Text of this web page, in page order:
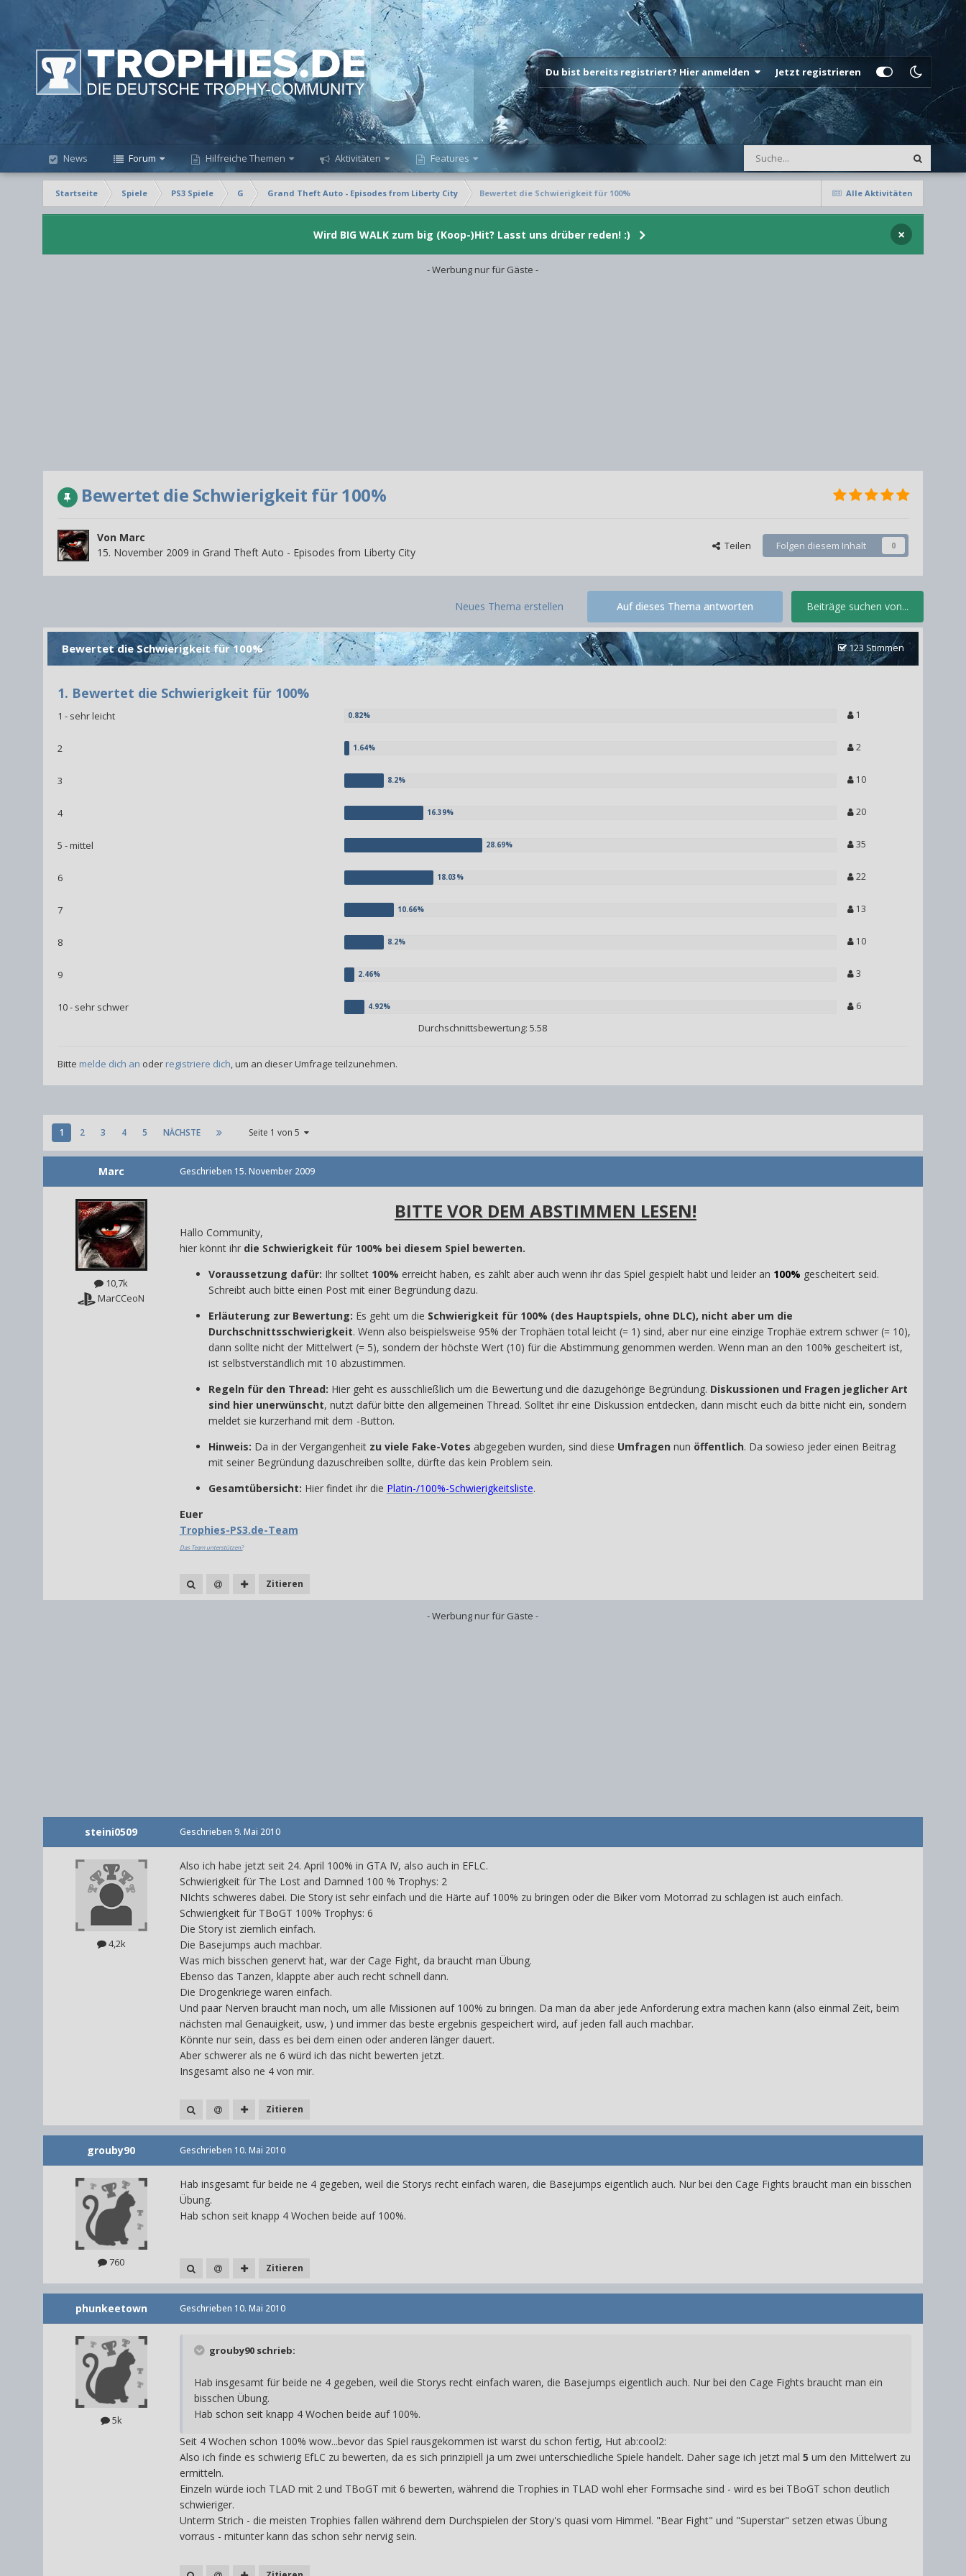
Du bist bereits registriert? Hier anmelden Jetzt registrieren
News Forum Hilfreiche Themen Aktivitäten Features
Alle Aktivitäten
Startseite Spiele PS3 Spiele G Grand Theft Auto - Episodes from Liberty City Bewertet die Schwierigkeit für 100%
Wird BIG WALK zum big (Koop-)Hit? Lasst uns drüber reden! :) ×
- Werbung nur für Gäste -
Bewertet die Schwierigkeit für 100%
Von Marc
15. November 2009 in Grand Theft Auto - Episodes from Liberty City Teilen Folgen diesem Inhalt 0
Beiträge suchen von...
Auf dieses Thema antworten
Neues Thema erstellen
Bewertet die Schwierigkeit für 100% 123 Stimmen
1. Bewertet die Schwierigkeit für 100%
1 - sehr leicht 1
2 2
3 10
4 20
5 - mittel 35
6 22
7 13
8 10
9 3
10 - sehr schwer 6
Durchschnittsbewertung: 5.58
Bitte melde dich an oder registriere dich, um an dieser Umfrage teilzunehmen.
1 2 3 4 5 NÄCHSTE Seite 1 von 5
Marc
10,7k
MarCCeoN
Geschrieben 15. November 2009
BITTE VOR DEM ABSTIMMEN LESEN!
Hallo Community,
hier könnt ihr die Schwierigkeit für 100% bei diesem Spiel bewerten.
Voraussetzung dafür: Ihr solltet 100% erreicht haben, es zählt aber auch wenn ihr das Spiel gespielt habt und leider an 100% gescheitert seid.
Schreibt auch bitte einen Post mit einer Begründung dazu.
Erläuterung zur Bewertung: Es geht um die Schwierigkeit für 100% (des Hauptspiels, ohne DLC), nicht aber um die
Durchschnittsschwierigkeit. Wenn also beispielsweise 95% der Trophäen total leicht (= 1) sind, aber nur eine einzige Trophäe extrem schwer (= 10),
dann sollte nicht der Mittelwert (= 5), sondern der höchste Wert (10) für die Abstimmung genommen werden. Wenn man an den 100% gescheitert ist,
ist selbstverständlich mit 10 abzustimmen.
Regeln für den Thread: Hier geht es ausschließlich um die Bewertung und die dazugehörige Begründung. Diskussionen und Fragen jeglicher Art
sind hier unerwünscht, nutzt dafür bitte den allgemeinen Thread. Solltet ihr eine Diskussion entdecken, dann mischt euch da bitte nicht ein, sondern
meldet sie kurzerhand mit dem -Button.
Hinweis: Da in der Vergangenheit zu viele Fake-Votes abgegeben wurden, sind diese Umfragen nun öffentlich. Da sowieso jeder einen Beitrag
mit seiner Begründung dazuschreiben sollte, dürfte das kein Problem sein.
Gesamtübersicht: Hier findet ihr die Platin-/100%-Schwierigkeitsliste.
Euer
Trophies-PS3.de-Team
Das Team unterstützen?
Zitieren
- Werbung nur für Gäste -
steini0509
4,2k
Geschrieben 9. Mai 2010
Also ich habe jetzt seit 24. April 100% in GTA IV, also auch in EFLC.
Schwierigkeit für The Lost and Damned 100 % Trophys: 2
NIchts schweres dabei. Die Story ist sehr einfach und die Härte auf 100% zu bringen oder die Biker vom Motorrad zu schlagen ist auch einfach.
Schwierigkeit für TBoGT 100% Trophys: 6
Die Story ist ziemlich einfach.
Die Basejumps auch machbar.
Was mich bisschen genervt hat, war der Cage Fight, da braucht man Übung.
Ebenso das Tanzen, klappte aber auch recht schnell dann.
Die Drogenkriege waren einfach.
Und paar Nerven braucht man noch, um alle Missionen auf 100% zu bringen. Da man da aber jede Anforderung extra machen kann (also einmal Zeit, beim
nächsten mal Genauigkeit, usw, ) und immer das beste ergebnis gespeichert wird, auf jeden fall auch machbar.
Könnte nur sein, dass es bei dem einen oder anderen länger dauert.
Aber schwerer als ne 6 würd ich das nicht bewerten jetzt.
Insgesamt also ne 4 von mir.
Zitieren
grouby90
760
Geschrieben 10. Mai 2010
Hab insgesamt für beide ne 4 gegeben, weil die Storys recht einfach waren, die Basejumps eigentlich auch. Nur bei den Cage Fights braucht man ein bisschen
Übung.
Hab schon seit knapp 4 Wochen beide auf 100%.
Zitieren
phunkeetown
5k
Geschrieben 10. Mai 2010
grouby90 schrieb:
Hab insgesamt für beide ne 4 gegeben, weil die Storys recht einfach waren, die Basejumps eigentlich auch. Nur bei den Cage Fights braucht man ein
bisschen Übung.
Hab schon seit knapp 4 Wochen beide auf 100%.
Seit 4 Wochen schon 100% wow...bevor das Spiel rausgekommen ist warst du schon fertig, Hut ab:cool2:
Also ich finde es schwierig EfLC zu bewerten, da es sich prinzipiell ja um zwei unterschiedliche Spiele handelt. Daher sage ich jetzt mal 5 um den Mittelwert zu
ermitteln.
Einzeln würde ioch TLAD mit 2 und TBoGT mit 6 bewerten, während die Trophies in TLAD wohl eher Formsache sind - wird es bei TBoGT schon deutlich
schwieriger.
Unterm Strich - die meisten Trophies fallen während dem Durchspielen der Story's quasi vom Himmel. "Bear Fight" und "Superstar" setzen etwas Übung
vorraus - mitunter kann das schon sehr nervig sein.